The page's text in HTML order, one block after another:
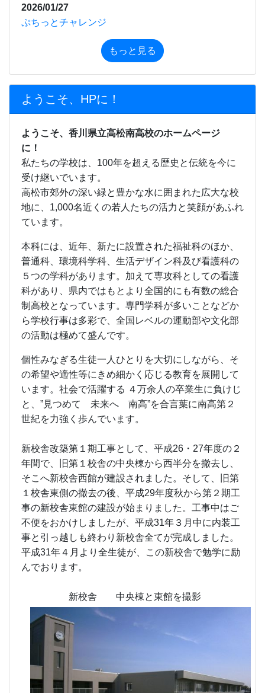
2026/01/27
ぷちっとチャレンジ
もっと見る
ようこそ、HPに！
ようこそ、香川県立高松南高校のホームページ
に！
私たちの学校は、100年を超える歴史と伝統を今に
受け継いでいます。
高松市郊外の深い緑と豊かな水に囲まれた広大な校
地に、1,000名近くの若人たちの活力と笑顔があふれ
ています。
本科には、近年、新たに設置された福祉科のほか、
普通科、環境科学科、生活デザイン科及び看護科の
５つの学科があります。加えて専攻科としての看護
科があり、県内ではもとより全国的にも有数の総合
制高校となっています。専門学科が多いことなどか
ら学校行事は多彩で、全国レベルの運動部や文化部
の活動は極めて盛んです。
個性みなぎる生徒一人ひとりを大切にしながら、そ
の希望や適性等にきめ細かく応じる教育を展開して
います。社会で活躍する ４万余人の卒業生に負けじ
と、”見つめて 未来へ 南高”を合言葉に南高第２
世紀を力強く歩んでいます。
新校舎改築第１期工事として、平成26・27年度の２
年間で、旧第１校舎の中央棟から西半分を撤去し、
そこへ新校舎西館が建設されました。そして、旧第
１校舎東側の撤去の後、平成29年度秋から第２期工
事の新校舎東館の建設が始まりました。工事中はご
不便をおかけしましたが、平成31年３月中に内装工
事と引っ越しも終わり新校舎全てが完成しました。
平成31年４月より全生徒が、この新校舎で勉学に励
んでおります。
新校舎 中央棟と東館を撮影